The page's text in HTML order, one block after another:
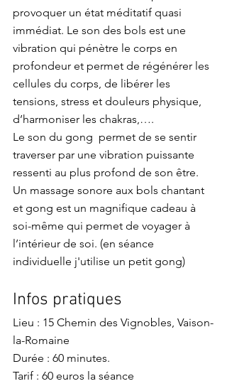
provoquer un état méditatif quasi
immédiat. Le son des bols est une
vibration qui pénètre le corps en
profondeur et permet de régénérer les
cellules du corps, de libérer les
tensions, stress et douleurs physique,
d’harmoniser les chakras,….
Le son du gong  permet de se sentir
traverser par une vibration puissante
ressenti au plus profond de son être.
Un massage sonore aux bols chantant
et gong est un magnifique cadeau à
soi-même qui permet de voyager à
l’intérieur de soi. (en séance
individuelle j'utilise un petit gong)
Infos pratiques
Lieu : 15 Chemin des Vignobles, Vaison-
la-Romaine
Durée : 60 minutes.
Tarif : 60 euros la séance